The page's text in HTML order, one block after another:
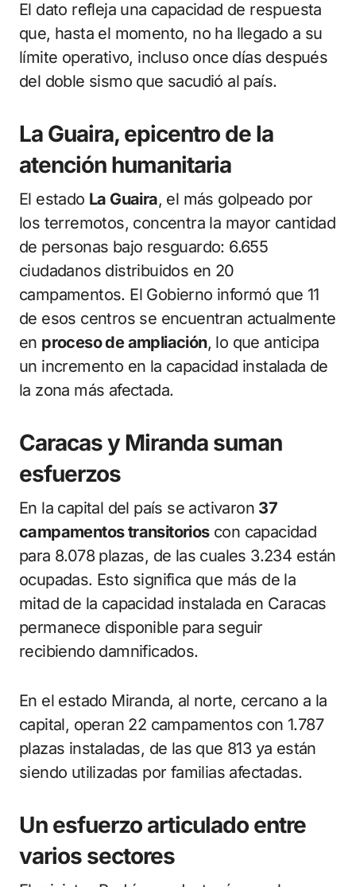
El dato refleja una capacidad de respuesta
que, hasta el momento, no ha llegado a su
límite operativo, incluso once días después
del doble sismo que sacudió al país.
La Guaira, epicentro de la
atención humanitaria
El estado La Guaira, el más golpeado por
los terremotos, concentra la mayor cantidad
de personas bajo resguardo: 6.655
ciudadanos distribuidos en 20
campamentos. El Gobierno informó que 11
de esos centros se encuentran actualmente
en proceso de ampliación, lo que anticipa
un incremento en la capacidad instalada de
la zona más afectada.
Caracas y Miranda suman
esfuerzos
En la capital del país se activaron 37
campamentos transitorioscon capacidad
para 8.078 plazas, de las cuales 3.234 están
ocupadas. Esto significa que más de la
mitad de la capacidad instalada en Caracas
permanece disponible para seguir
recibiendo damnificados.
En el estado Miranda, al norte, cercano a la
capital, operan 22 campamentos con 1.787
plazas instaladas, de las que 813 ya están
siendo utilizadas por familias afectadas.
Un esfuerzo articulado entre
varios sectores